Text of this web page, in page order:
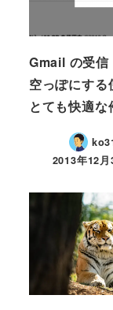
Gmail の受信
空っぽにする
とても快適な
2013年12月